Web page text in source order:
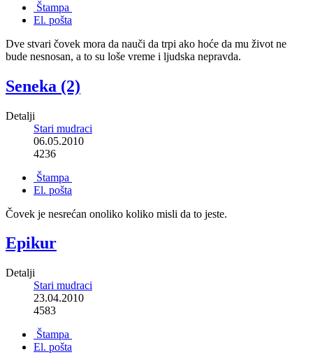
Štampa
El. pošta
Dve stvari čovek mora da nauči da trpi ako hoće da mu život ne
bude nesnosan, a to su loše vreme i ljudska nepravda.
Seneka (2)
Detalji
Stari mudraci
06.05.2010
4236
Štampa
El. pošta
Čovek je nesrećan onoliko koliko misli da to jeste.
Epikur
Detalji
Stari mudraci
23.04.2010
4583
Štampa
El. pošta